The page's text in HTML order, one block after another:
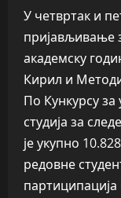
У четвртак и
пријављивање
академску
Кирил и
По Кункурсу
студија за
је укупно
редовне